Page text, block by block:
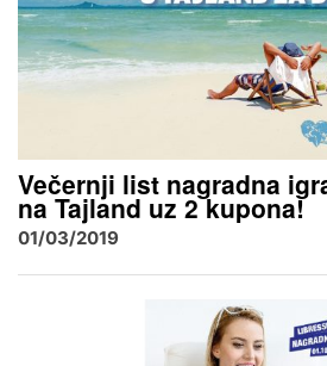
Večernji list nagradna
na Tajland uz 2 kupona!
01/03/2019